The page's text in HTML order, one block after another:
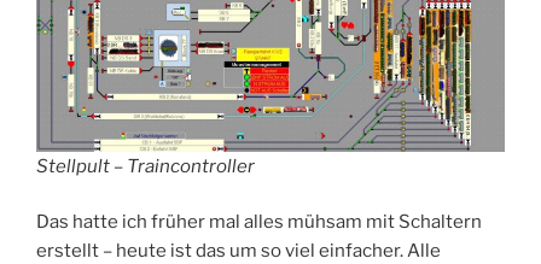
Stellpult – Traincontroller
Das hatte ich früher mal alles mühsam mit Schaltern
erstellt – heute ist das um so viel einfacher. Alle